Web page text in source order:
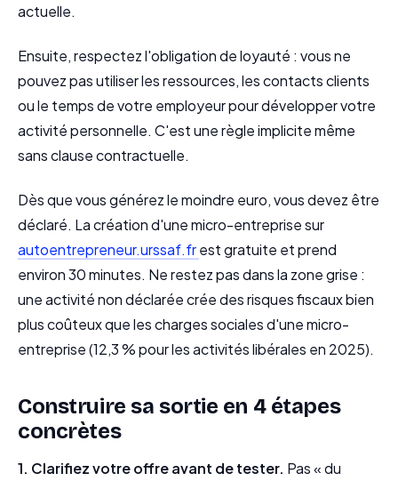
actuelle.
Ensuite, respectez l'obligation de loyauté : vous ne
pouvez pas utiliser les ressources, les contacts clients
ou le temps de votre employeur pour développer votre
activité personnelle. C'est une règle implicite même
sans clause contractuelle.
Dès que vous générez le moindre euro, vous devez être
déclaré. La création d'une micro-entreprise sur
autoentrepreneur.urssaf.frest gratuite et prend
environ 30 minutes. Ne restez pas dans la zone grise :
une activité non déclarée crée des risques fiscaux bien
plus coûteux que les charges sociales d'une micro-
entreprise (12,3 % pour les activités libérales en 2025).
Construire sa sortie en 4 étapes
concrètes
1. Clarifiez votre offre avant de tester. Pas « du